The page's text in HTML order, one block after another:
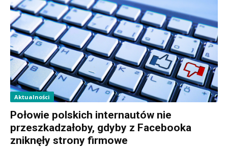
Aktualności
Połowie polskich internautów nie
przeszkadzałoby, gdyby z Facebooka
zniknęły strony firmowe